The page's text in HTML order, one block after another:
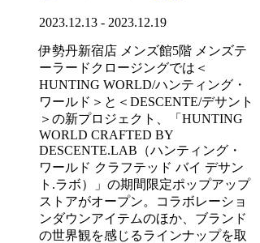
2023.12.13 - 2023.12.19
伊勢丹新宿店 メンズ館5階 メンズテ
ーラードクロージングでは＜
HUNTING WORLD/ハンティング・
ワールド＞と＜DESCENTE/デサント
＞の新プロジェクト、「HUNTING
WORLD CRAFTED BY
DESCENTE.LAB（ハンティング・
ワールド クラフテッド バイ デサン
ト.ラボ）」の期間限定ポップアップ
ストアがオープン。コラボレーショ
ンダウンアイテムのほか、ブランド
の世界観を感じるラインナップを取